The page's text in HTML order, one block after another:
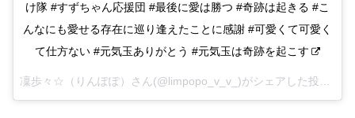
け隊 #すずちゃん応援団 #最後に愛は勝つ #奇跡は起きる #こ
んなにも愛せる存在に巡り逢えたことに感謝 #可愛くて可愛く
て仕方ない #元気玉ありがとう #元気玉は奇跡を起こす
凜歩々☆（りんぽぽ）さん(@limpopo_v_v_)がシェアした投稿 –